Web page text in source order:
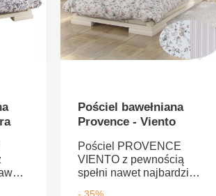
Pościel bawełniana
Provence - Viento
Pościel PROVENCE
VIENTO z pewnością
spełni nawet najbardziej